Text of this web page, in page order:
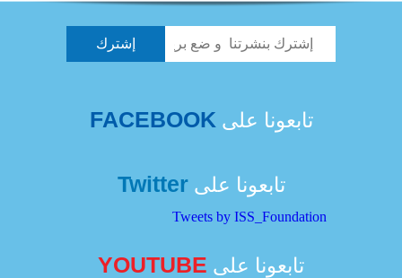
تابعونا على FACEBOOK
تابعونا علىTwitter
Tweets by ISS_Foundation
تابعونا على YOUTUBE